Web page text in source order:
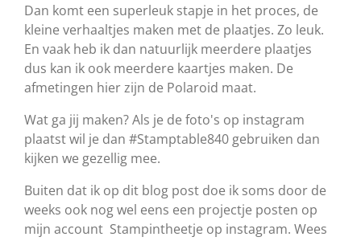
Dan komt een superleuk stapje in het proces, de
kleine verhaaltjes maken met de plaatjes. Zo leuk.
En vaak heb ik dan natuurlijk meerdere plaatjes
dus kan ik ook meerdere kaartjes maken. De
afmetingen hier zijn de Polaroid maat.
Wat ga jij maken? Als je de foto's op instagram
plaatst wil je dan #Stamptable840 gebruiken dan
kijken we gezellig mee.
Buiten dat ik op dit blog post doe ik soms door de
weeks ook nog wel eens een projectje posten op
mijn account Stampintheetje op instagram. Wees